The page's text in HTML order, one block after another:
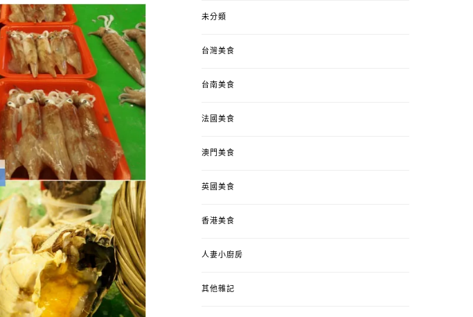
未分類
台灣美食
台南美食
法國美食
澳門美食
英國美食
香港美食
人妻小廚房
其他雜記